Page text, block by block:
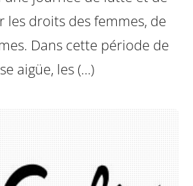
les droits des femmes, de
Dans cette période de
aigüe, les (…)